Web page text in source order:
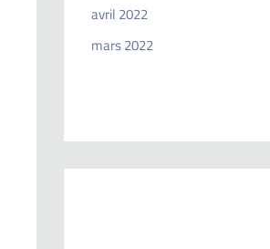
avril 2022
mars 2022